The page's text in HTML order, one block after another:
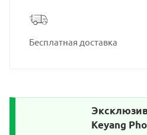
Бесплатная доставка
Keyang